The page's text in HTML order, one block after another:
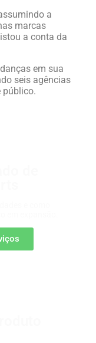
a
marcas
a conta da
em sua
seis agências
público.